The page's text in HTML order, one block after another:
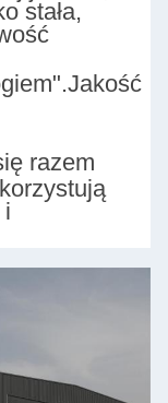
stała,
Jakość
razem
i